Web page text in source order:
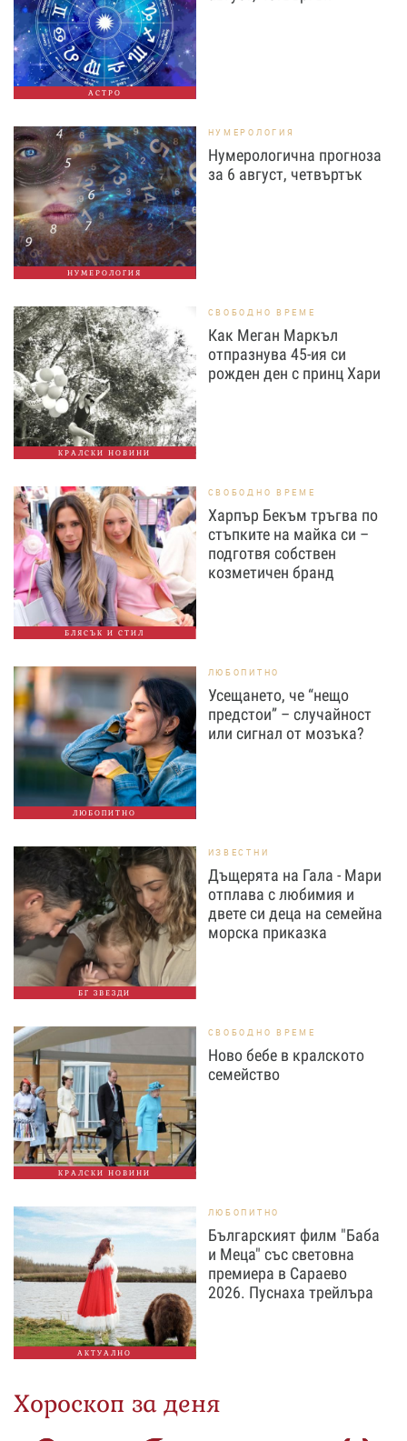
АСТРО
НУМЕРОЛОГИЯ
НУМЕРОЛОГИЯ
Нумерологична прогноза
за 6 август, четвъртък
КРАЛСКИ НОВИНИ
СВОБОДНО ВРЕМЕ
Как Меган Маркъл
отпразнува 45-ия си
рожден ден с принц Хари
БЛЯСЪК И СТИЛ
СВОБОДНО ВРЕМЕ
Харпър Бекъм тръгва по
стъпките на майка си –
подготвя собствен
козметичен бранд
ЛЮБОПИТНО
ЛЮБОПИТНО
Усещането, че “нещо
предстои” – случайност
или сигнал от мозъка?
БГ ЗВЕЗДИ
ИЗВЕСТНИ
Дъщерята на Гала - Мари
отплава с любимия и
двете си деца на семейна
морска приказка
КРАЛСКИ НОВИНИ
СВОБОДНО ВРЕМЕ
Ново бебе в кралското
семейство
АКТУАЛНО
ЛЮБОПИТНО
Българският филм "Баба
и Меца" със световна
премиера в Сараево
2026. Пуснаха трейлъра
Хороскоп за деня